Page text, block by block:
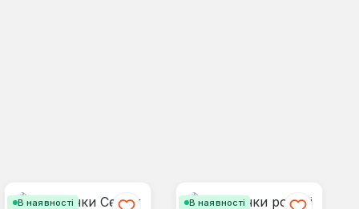
В наявності В наявності